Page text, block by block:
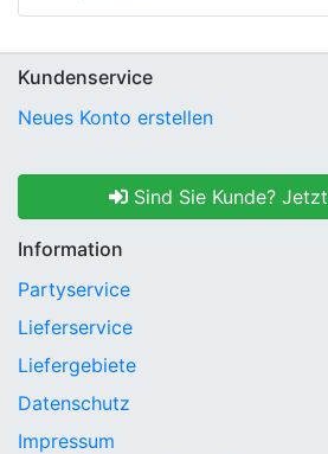
Kundenservice
Neues Konto erstellen
Sind Sie Kunde?
Information
Partyservice
Lieferservice
Liefergebiete
Datenschutz
Impressum